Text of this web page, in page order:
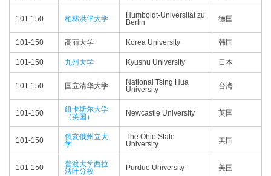
101-150 柏林洪堡大学
Humboldt-Universität zu
Berlin
德国
101-150 高丽大学 Korea University 韩国
101-150 九州大学 Kyushu University 日本
101-150 国立清华大学
National Tsing Hua
University
台湾
101-150
纽卡斯尔大学
（英国）
Newcastle University 英国
101-150
俄亥俄州立大
学
The Ohio State
University
美国
101-150
普渡大学西拉
法叶分校
Purdue University 美国